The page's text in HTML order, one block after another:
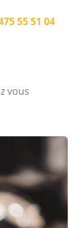
55 51 04
vous